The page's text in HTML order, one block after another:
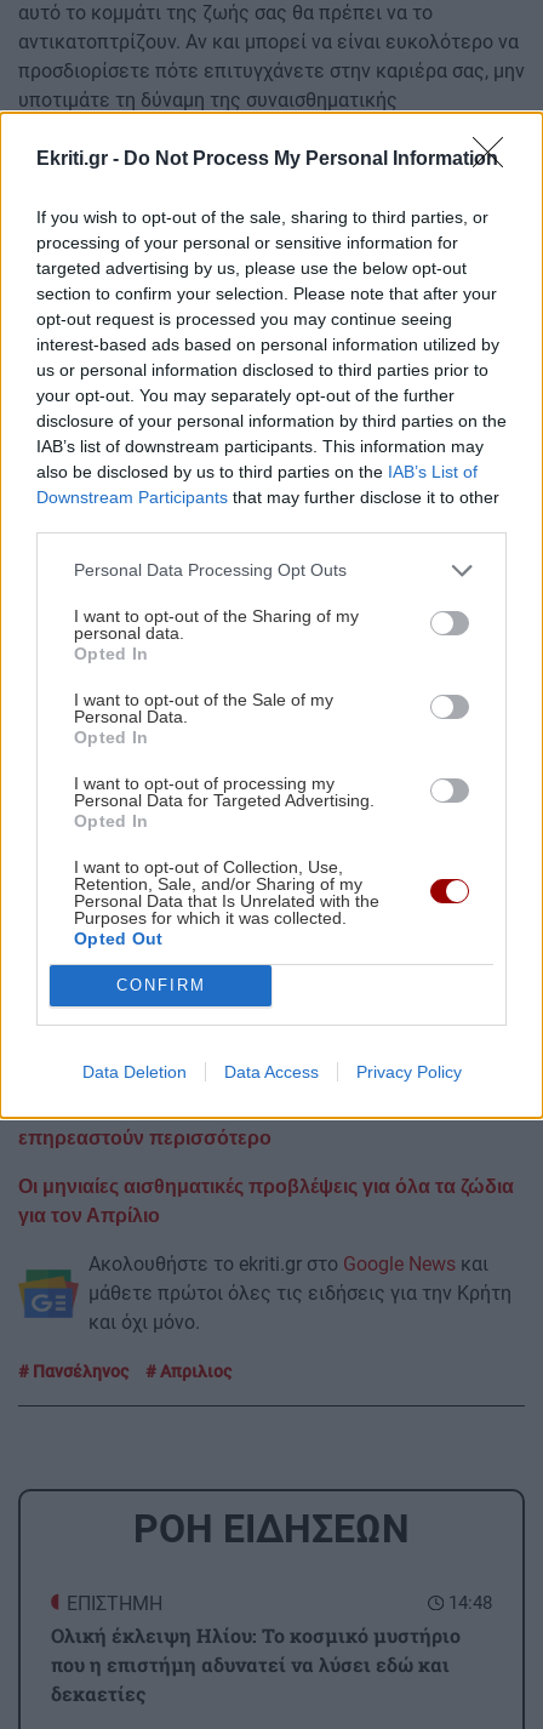
Ekriti.gr - Do Not Process My Personal Information
If you wish to opt-out of the sale, sharing to third parties, or
processing of your personal or sensitive information for
targeted advertising by us, please use the below opt-out
section to confirm your selection. Please note that after your
opt-out request is processed you may continue seeing
interest-based ads based on personal information utilized by
us or personal information disclosed to third parties prior to
your opt-out. You may separately opt-out of the further
disclosure of your personal information by third parties on the
IAB’s list of downstream participants. This information may
also be disclosed by us to third parties on the IAB’s List of
Downstream Participants that may further disclose it to other
Personal Data Processing Opt Outs
I want to opt-out of the Sharing of my
personal data.
Opted In
I want to opt-out of the Sale of my
Personal Data.
Opted In
I want to opt-out of processing my
Personal Data for Targeted Advertising.
Opted In
I want to opt-out of Collection, Use,
Retention, Sale, and/or Sharing of my
Personal Data that Is Unrelated with the
Purposes for which it was collected.
Opted Out
CONFIRM
Data Deletion Data Access Privacy Policy
αυτό το κομμάτι της ζωής σας θα πρέπει να το
αντικατοπτρίζουν. Αν και μπορεί να είναι ευκολότερο να
προσδιορίσετε πότε επιτυγχάνετε στην καριέρα σας, μην
υποτιμάτε τη δύναμη της συναισθηματικής
Όσο περισσότερο αγκαλιάζετε τη συναισθηματική σας
θα γίνονται όλα.
Υδροχόος
Μερικές φορές, μαθαίνεις τα περισσότερα όταν φεύγεις
από εκεί που νιώθεις άνετα. Είτε πρόκειται για ταξίδια
για αυτήν την εβδομάδα είτε όχι, μια νέα ευκαιρία ή
περιπέτεια σας περιμένει. Αυτή η εμπειρία θα σας
βοηθήσει να επαναφέρετε τις αξίες σας, να κάνετε
σημαντικές συζητήσεις για τις σχέσεις και ακόμη και
πιθανότατα να μεταμορφώσετε το όραμά σας ή τις
θυμάστε ότι όλα είναι καλά, κάτι για το οποίο έχετε
εργαστεί.
Ιχθύες
Τα πράγματα αλλάζουν πάντα όταν εσείς το κάνετε,
πράγμα που σημαίνει ότι αυτή μπορεί να είναι η
να συμβεί αυτό. Έχετε πάντα τη διάθεση για ρομαντισμό,
αλλά τώρα γίνεστε πιο σοβαροί για το τι χρειάζεστε,
εσάς. Αυτή την εβδομάδα, οι ευάλωτες συζητήσεις
σχετικά με τη δέσμευση θα δημιουργήσουν έναν χώρο
βαθύτερης οικειότητας και συνομιλίας, που θα πρέπει
να προσφέρει τις ίδιες τις αλλαγές που αναζητούσατε.
επηρεαστούν περισσότερο
Οι μηνιαίες αισθηματικές προβλέψεις για όλα τα ζώδια
για τον Απρίλιο
Ακολουθήστε το ekriti.gr στο Google News και
μάθετε πρώτοι όλες τις ειδήσεις για την Κρήτη
και όχι μόνο.
Πανσέληνος Απριλιος
ΡΟΗ ΕΙΔΗΣΕΩΝ
14:48
ΕΠΙΣΤΗΜΗ
Ολική έκλειψη Ηλίου: Το κοσμικό μυστήριο
που η επιστήμη αδυνατεί να λύσει εδώ και
δεκαετίες